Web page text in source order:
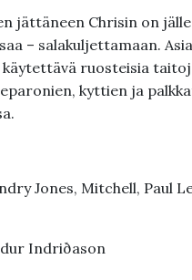
jättäneen Chrisin on
– salakuljettamaan.
ruosteisia
kyttien ja
Jones, Mitchell, Paul
Indriðason